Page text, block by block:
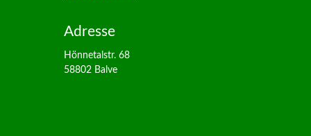
Adresse
Hönnetalstr. 68
58802 Balve